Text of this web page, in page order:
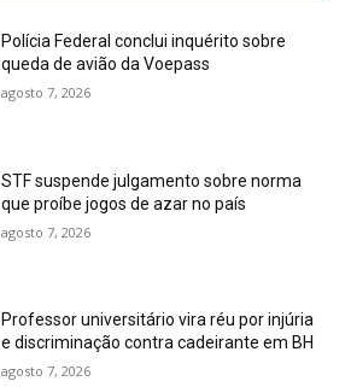
Polícia Federal conclui inquérito sobre
queda de avião da Voepass
agosto 7, 2026
STF suspende julgamento sobre norma
que proíbe jogos de azar no país
agosto 7, 2026
Professor universitário vira réu por injúria
e discriminação contra cadeirante em BH
agosto 7, 2026